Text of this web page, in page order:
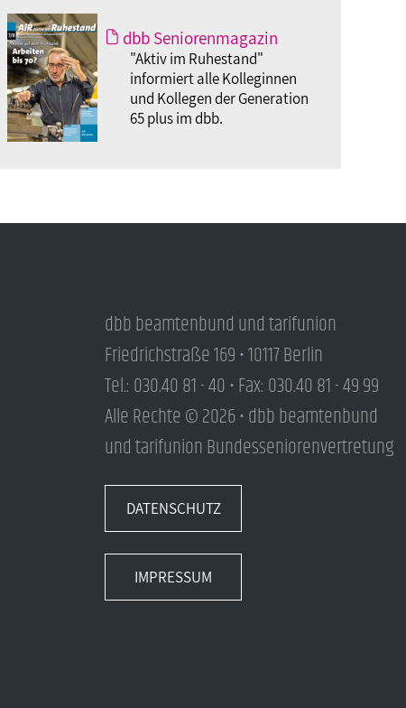
dbb Seniorenmagazin
"Aktiv im Ruhestand"
informiert alle Kolleginnen
und Kollegen der Generation
65 plus im dbb.
dbb beamtenbund und tarifunion
Friedrichstraße 169 • 10117 Berlin
Tel.: 030.40 81 - 40 • Fax: 030.40 81 - 49 99
Alle Rechte © 2026 • dbb beamtenbund
und tarifunion Bundesseniorenvertretung
DATENSCHUTZ
IMPRESSUM